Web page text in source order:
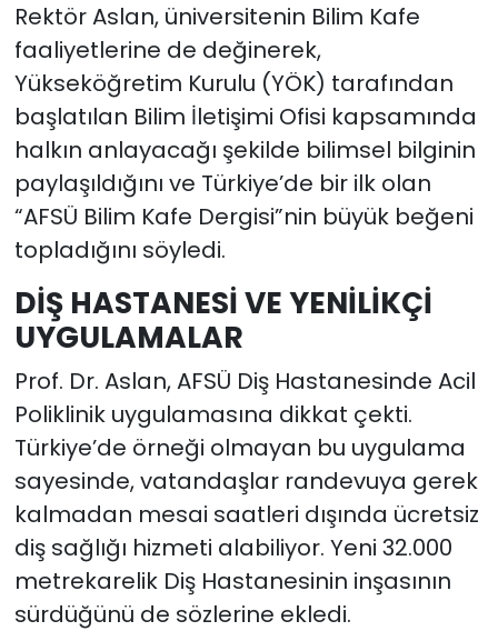
Rektör Aslan, üniversitenin Bilim Kafe
faaliyetlerine de değinerek,
Yükseköğretim Kurulu (YÖK) tarafından
başlatılan Bilim İletişimi Ofisi kapsamında
halkın anlayacağı şekilde bilimsel bilginin
paylaşıldığını ve Türkiye’de bir ilk olan
“AFSÜ Bilim Kafe Dergisi”nin büyük beğeni
topladığını söyledi.
DİŞ HASTANESİ VE YENİLİKÇİ
UYGULAMALAR
Prof. Dr. Aslan, AFSÜ Diş Hastanesinde Acil
Poliklinik uygulamasına dikkat çekti.
Türkiye’de örneği olmayan bu uygulama
sayesinde, vatandaşlar randevuya gerek
kalmadan mesai saatleri dışında ücretsiz
diş sağlığı hizmeti alabiliyor. Yeni 32.000
metrekarelik Diş Hastanesinin inşasının
sürdüğünü de sözlerine ekledi.